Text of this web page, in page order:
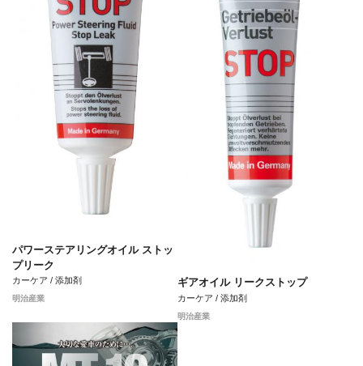
パワーステアリングオイル ストッ
プリーク
カーケア / 添加剤
明治産業
ギアオイル リークストップ
カーケア / 添加剤
明治産業